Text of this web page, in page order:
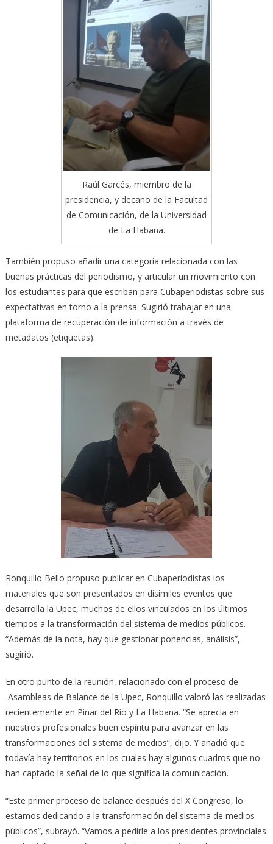
Raúl Garcés, miembro de la
presidencia, y decano de la Facultad
de Comunicación, de la Universidad
de La Habana.
También propuso añadir una categoría relacionada con las
buenas prácticas del periodismo, y articular un movimiento con
los estudiantes para que escriban para Cubaperiodistas sobre sus
expectativas en torno a la prensa. Sugirió trabajar en una
plataforma de recuperación de información a través de
metadatos (etiquetas).
Ronquillo Bello propuso publicar en Cubaperiodistas los
materiales que son presentados en disímiles eventos que
desarrolla la Upec, muchos de ellos vinculados en los últimos
tiempos a la transformación del sistema de medios públicos.
“Además de la nota, hay que gestionar ponencias, análisis”,
sugirió.
En otro punto de la reunión, relacionado con el proceso de
Asambleas de Balance de la Upec, Ronquillo valoró las realizadas
recientemente en Pinar del Río y La Habana. “Se aprecia en
nuestros profesionales buen espíritu para avanzar en las
transformaciones del sistema de medios”, dijo. Y añadió que
todavía hay territorios en los cuales hay algunos cuadros que no
han captado la señal de lo que significa la comunicación.
“Este primer proceso de balance después del X Congreso, lo
estamos dedicando a la transformación del sistema de medios
públicos”, subrayó. “Vamos a pedirle a los presidentes provinciales